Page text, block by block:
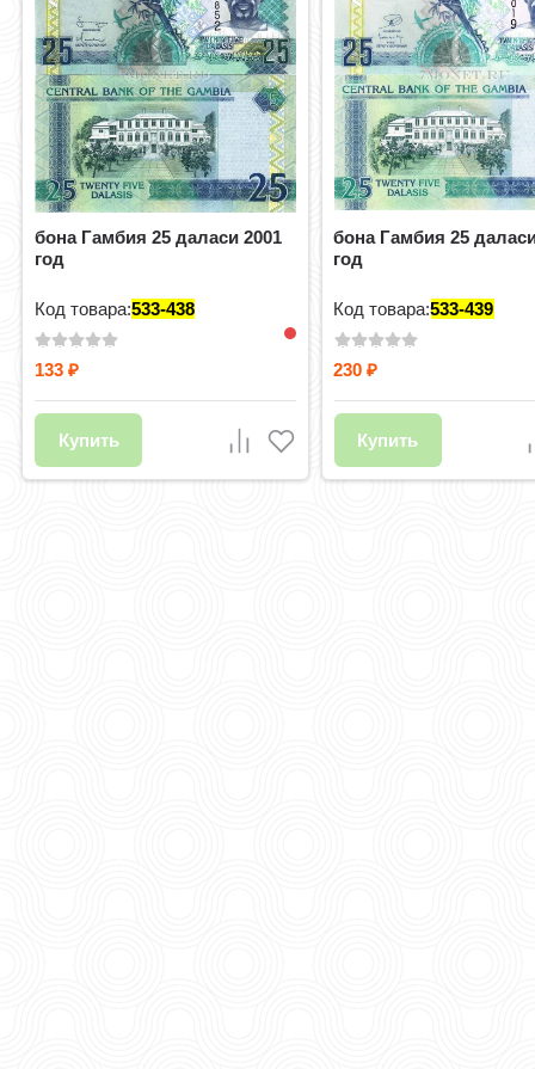
бона Гамбия 25 даласи 2001
год
Код товара:533-438
133₽
Купить
бона Гамбия 25
год
Код товара:533-439
230₽
Купить